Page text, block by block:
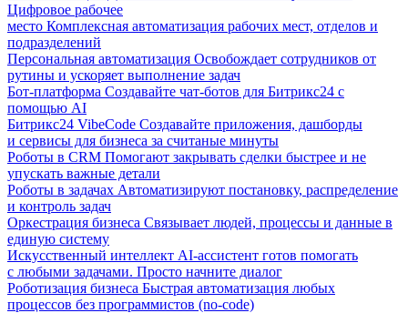
Цифровое рабочее
место Комплексная автоматизация рабочих мест, отделов и
подразделений
Персональная автоматизация Освобождает сотрудников от
рутины и ускоряет выполнение задач
Бот-платформа Создавайте чат-ботов для Битрикс24 с
помощью AI
Битрикс24 VibeCode Создавайте приложения, дашборды
и сервисы для бизнеса за считаные минуты
Роботы в CRM Помогают закрывать сделки быстрее и не
упускать важные детали
Роботы в задачах Автоматизируют постановку, распределение
и контроль задач
Оркестрация бизнеса Связывает людей, процессы и данные в
единую систему
Искусственный интеллект AI-ассистент готов помогать
с любыми задачами. Просто начните диалог
Роботизация бизнеса Быстрая автоматизация любых
процессов без программистов (no-code)